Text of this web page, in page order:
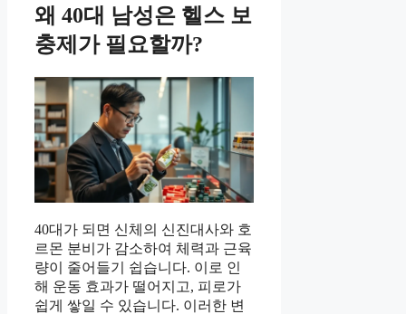
왜 40대 남성은 헬스 보
충제가 필요할까?
40대가 되면 신체의 신진대사와 호
르몬 분비가 감소하여 체력과 근육
량이 줄어들기 쉽습니다. 이로 인
해 운동 효과가 떨어지고, 피로가
쉽게 쌓일 수 있습니다. 이러한 변